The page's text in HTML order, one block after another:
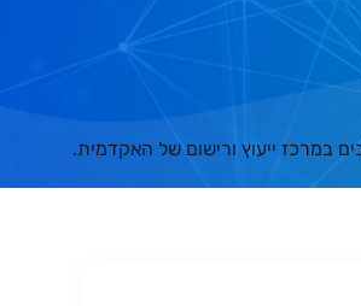
במרכז ייעוץ ורישום של האקדמית.